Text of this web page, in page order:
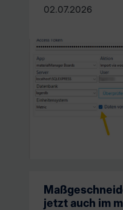
02.07.2026
jetzt auch im